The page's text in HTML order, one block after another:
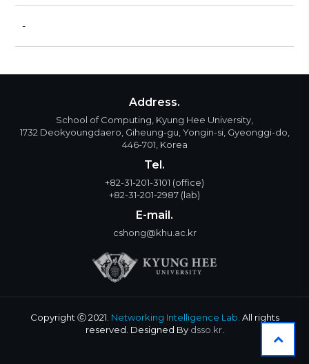
-
Address.
School of Computing, Kyung Hee University,
1732 Deokyoungdaero, Giheung-gu, Yongin-si, Gyeonggi-do,
446-701, Korea
Tel.
+82-31-201-3101 (office)
+82-31-201-2987 (lab)
E-mail.
cshong@khu.ac.kr
Copyright ⓒ 2021. Networking Intelligence Lab. All rights
reserved. Designed By dsso.kr.